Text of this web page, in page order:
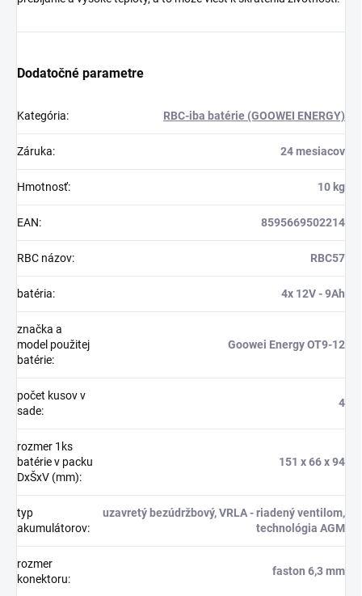
Dodatočné parametre
Kategória: RBC-iba batérie (GOOWEI ENERGY)
Záruka: 24 mesiacov
Hmotnosť: 10 kg
EAN: 8595669502214
RBC názov: RBC57
batéria: 4x 12V - 9Ah
značka a
model použitej
batérie:
Goowei Energy OT9-12
počet kusov v
sade:
4
rozmer 1ks
batérie v packu
DxŠxV (mm):
151 x 66 x 94
typ
akumulátorov:
uzavretý bezúdržbový, VRLA - riadený ventilom,
technológia AGM
rozmer
konektoru:
faston 6,3 mm